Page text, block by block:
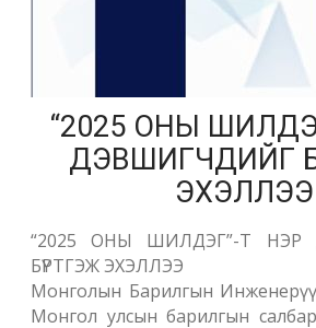
“2025 ОНЫ
ДЭВШИГЧДИЙГ
ЭХЭЛЛЭЭ
“2025 ОНЫ ШИЛДЭГ”-Т НЭР
БҮРТГЭЖ ЭХЭЛЛЭЭ
Монголын Барилгын
Монгол улсын барилгын